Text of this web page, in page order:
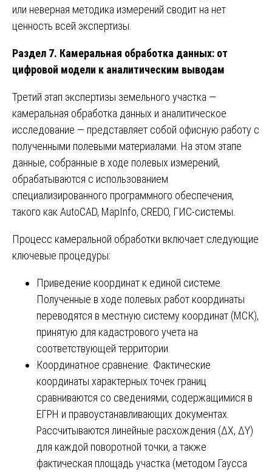
или неверная методика измерений сводит на нет
ценность всей экспертизы.
Раздел 7. Камеральная обработка данных: от
цифровой модели к аналитическим выводам
Третий этап экспертизы земельного участка —
камеральная обработка данных и аналитическое
исследование — представляет собой офисную работу с
полученными полевыми материалами. На этом этапе
данные, собранные в ходе полевых измерений,
обрабатываются с использованием
специализированного программного обеспечения,
такого как AutoCAD, MapInfo, CREDO, ГИС-системы.
Процесс камеральной обработки включает следующие
ключевые процедуры:
Приведение координат к единой системе.
Полученные в ходе полевых работ координаты
переводятся в местную систему координат (МСК),
принятую для кадастрового учета на
соответствующей территории.
Координатное сравнение. Фактические
координаты характерных точек границ
сравниваются со сведениями, содержащимися в
ЕГРН и правоустанавливающих документах.
Рассчитываются линейные расхождения (ΔX, ΔY)
для каждой поворотной точки, а также
фактическая площадь участка (методом Гаусса